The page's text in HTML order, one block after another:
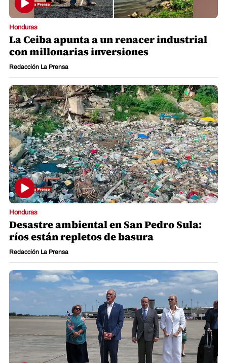
Honduras
La Ceiba apunta a un renacer industrial
con millonarias inversiones
Redacción La Prensa
Honduras
Desastre ambiental en San Pedro Sula:
ríos están repletos de basura
Redacción La Prensa